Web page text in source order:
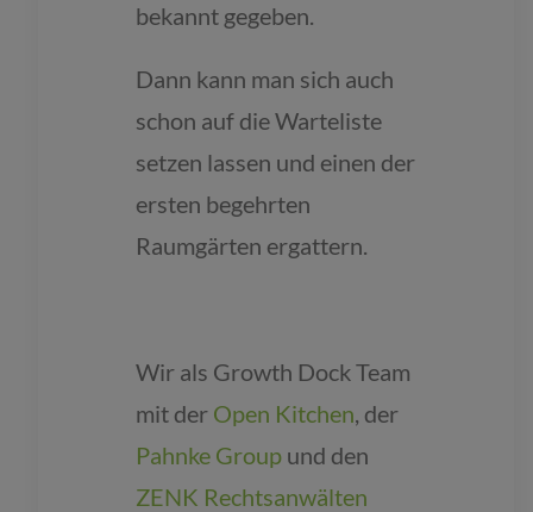
bekannt gegeben.
Dann kann man sich auch
schon auf die Warteliste
setzen lassen und einen der
ersten begehrten
Raumgärten ergattern.
Wir als Growth Dock Team
mit der Open Kitchen, der
Pahnke Group und den
ZENK Rechtsanwälten